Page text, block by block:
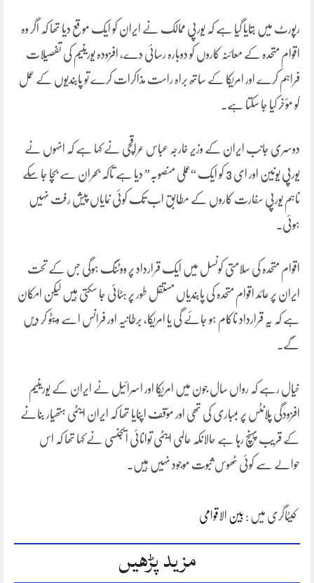
رپورٹ میں بتایا گیا ہے کہ یورپی ممالک نے ایران کو ایک موقع دیا تھا کہ اگر وہ
اقوام متحدہ کے معائنہ کاروں کو دوبارہ رسائی دے، افزودہ یورینیم کی تفصیلات
فراہم کرے اور امریکا کے ساتھ براہ راست مذاکرات کرے تو پابندیوں کے عمل
کو مؤخر کیا جا سکتا ہے۔
دوسری جانب ایران کے وزیر خارجہ عباس عراقچی نے کہا ہے کہ انہوں نے
یورپی یونین اور ای 3 کو ایک “عملی منصوبہ” دیا ہے تاکہ بحران سے بچا جا سکے
تاہم یورپی سفارت کاروں کے مطابق اب تک کوئی نمایاں پیش رفت نہیں
ہوئی۔
اقوام متحدہ کی سلامتی کونسل میں ایک قرارداد پر ووٹنگ ہوگی جس کے تحت
ایران پر عائد اقوام متحدہ کی پابندیاں مستقل طور پر ہٹائی جا سکتی ہیں لیکن امکان
ہے کہ یہ قرارداد ناکام ہو جائے گی یا امریکا، برطانیہ اور فرانس اسے ویٹو کر دیں
گے۔
خیال رہے کہ رواں سال جون میں امریکا اور اسرائیل نے ایران کے یورینیم
افزودگی پلانٹس پر بمباری کی تھی اور مؤقف اپنایا تھا کہ ایران ایٹمی ہتھیار بنانے
کے قریب پہنچ رہا ہے حالانکہ عالمی ایٹمی توانائی ایجنسی نے کہا تھا کہ اس
حوالے سے کوئی ٹھوس ثبوت موجود نہیں ہیں۔
کیٹاگری میں : بین الاقوامی
مزید پڑھیں